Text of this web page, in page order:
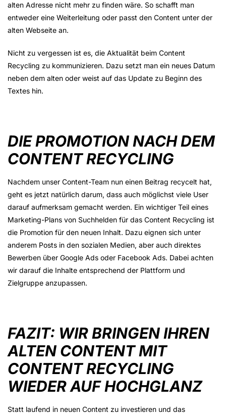
alten Adresse nicht mehr zu finden wäre. So schafft man
entweder eine Weiterleitung oder passt den Content unter der
alten Webseite an.
Nicht zu vergessen ist es, die Aktualität beim Content
Recycling zu kommunizieren. Dazu setzt man ein neues Datum
neben dem alten oder weist auf das Update zu Beginn des
Textes hin.
DIE PROMOTION NACH DEM
CONTENT RECYCLING
Nachdem unser Content-Team nun einen Beitrag recycelt hat,
geht es jetzt natürlich darum, dass auch möglichst viele User
darauf aufmerksam gemacht werden. Ein wichtiger Teil eines
Marketing-Plans von Suchhelden für das Content Recycling ist
die Promotion für den neuen Inhalt. Dazu eignen sich unter
anderem Posts in den sozialen Medien, aber auch direktes
Bewerben über Google Ads oder Facebook Ads. Dabei achten
wir darauf die Inhalte entsprechend der Plattform und
Zielgruppe anzupassen.
FAZIT: WIR BRINGEN IHREN
ALTEN CONTENT MIT
CONTENT RECYCLING
WIEDER AUF HOCHGLANZ
Statt laufend in neuen Content zu investieren und das